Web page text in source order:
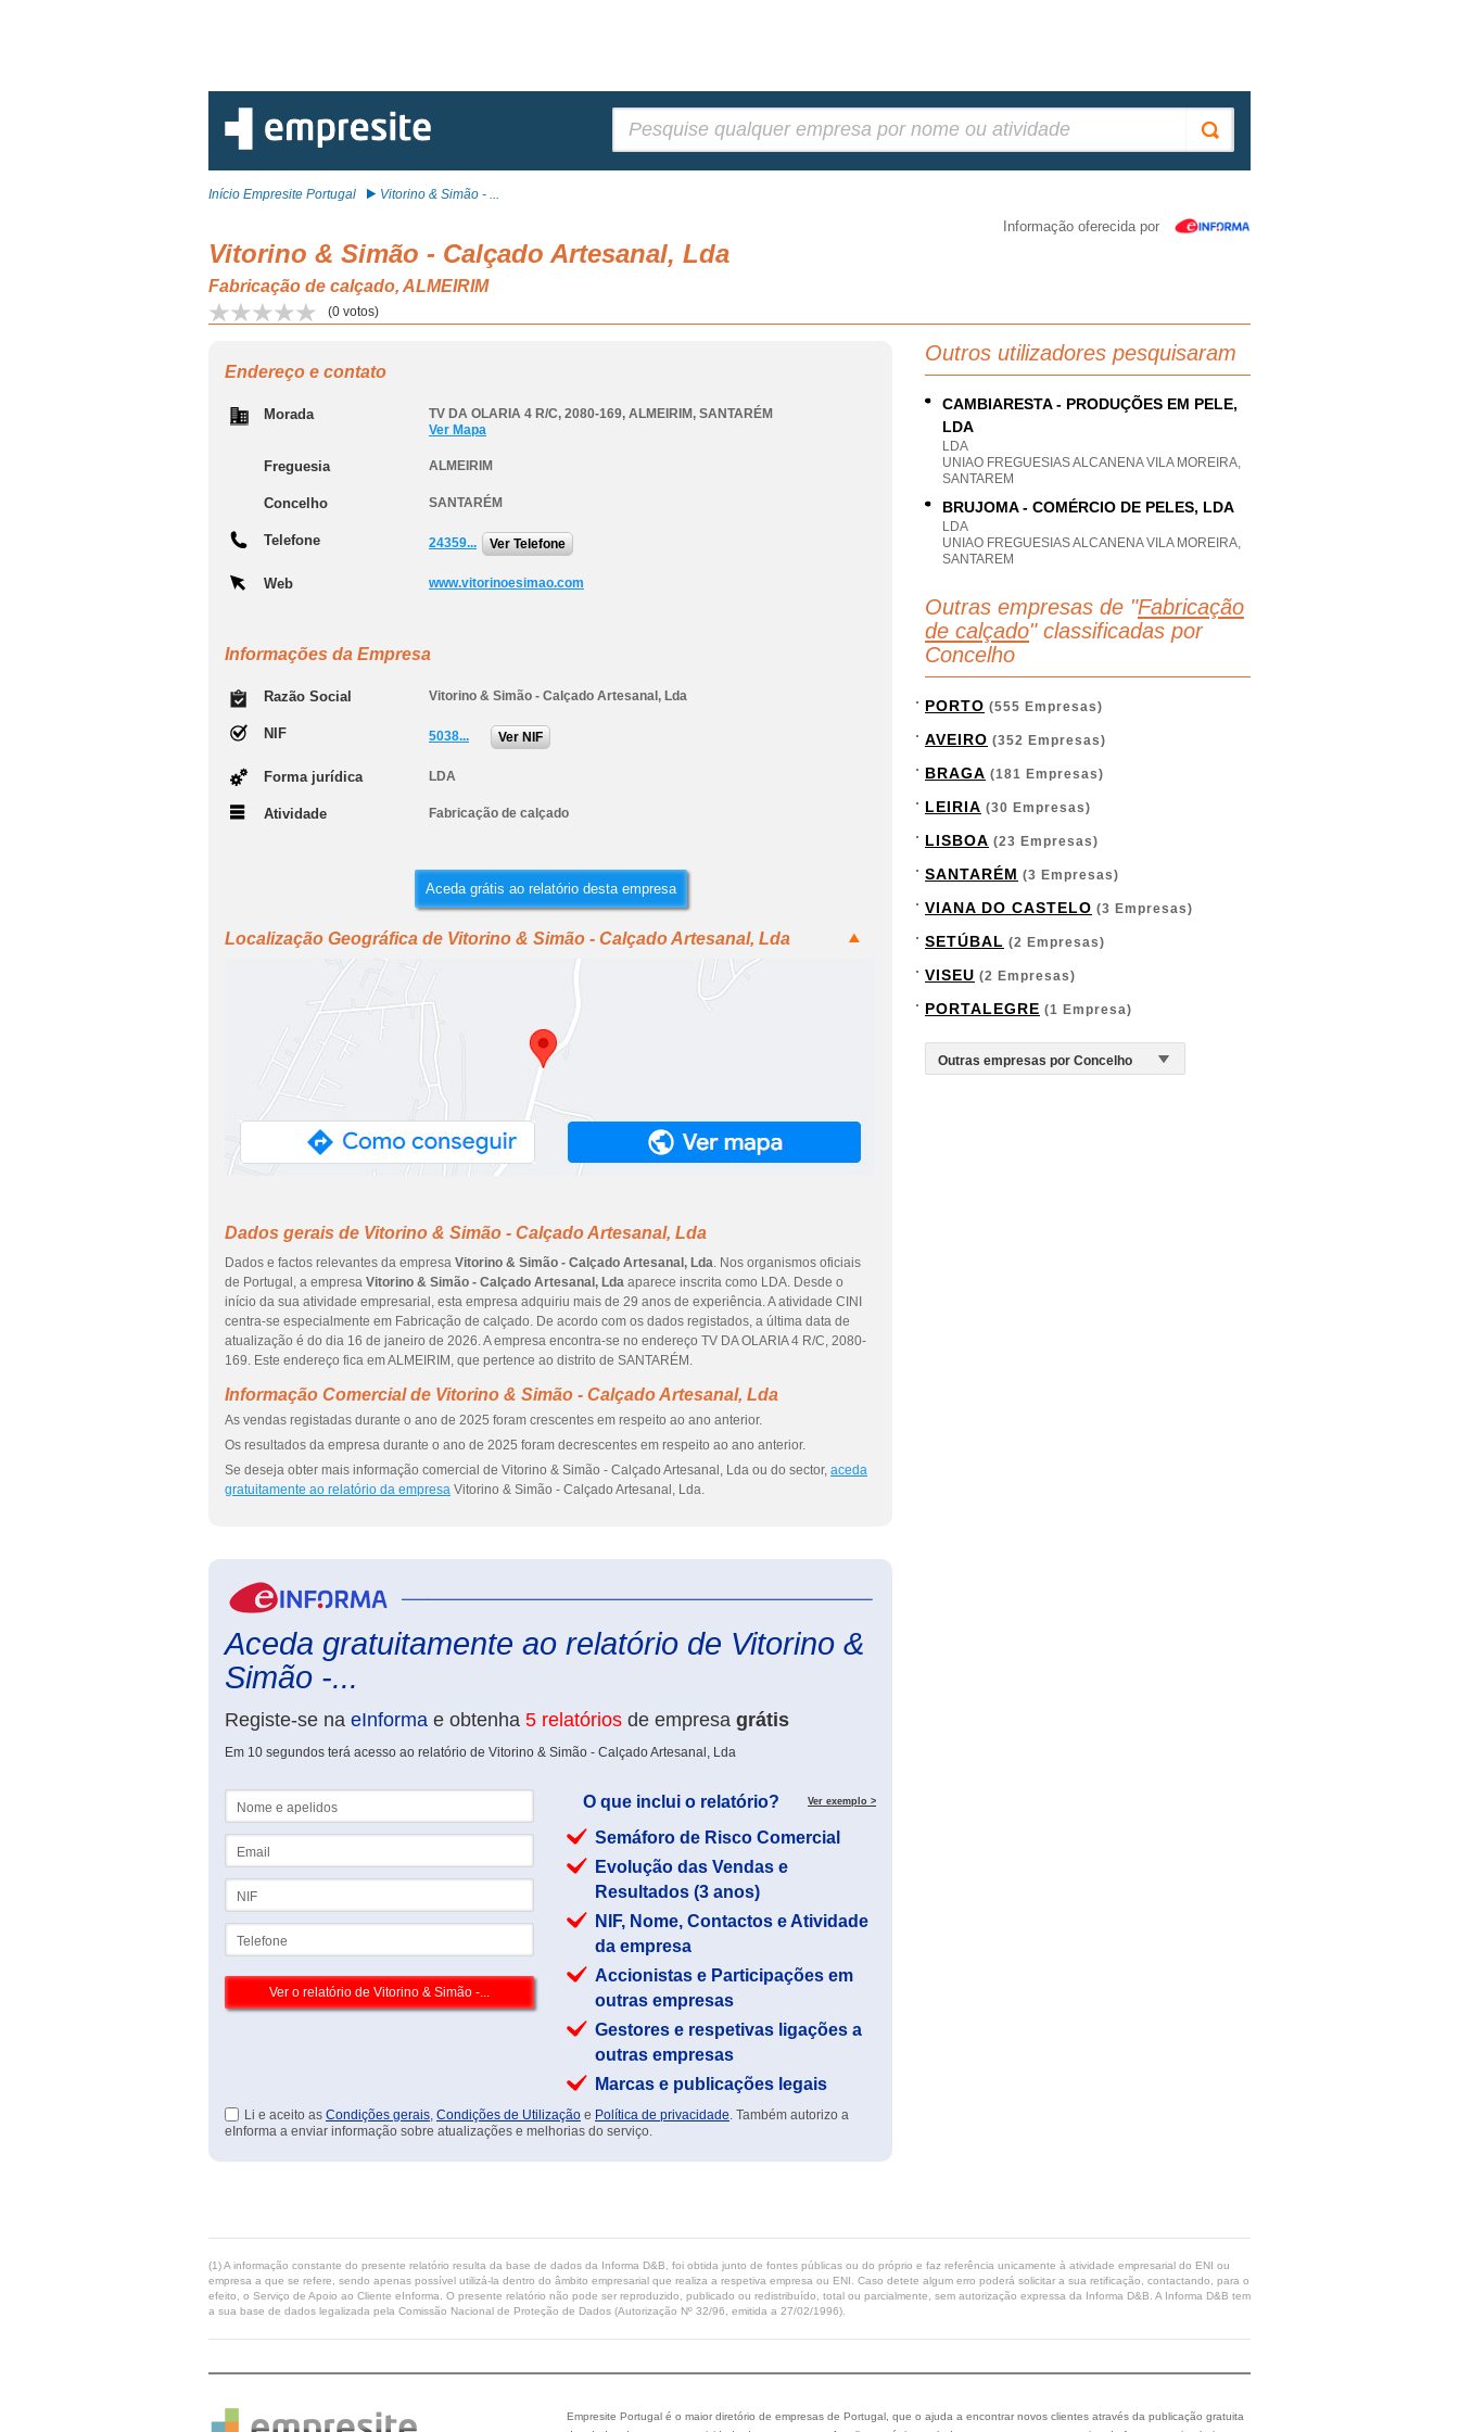
Início Empresite Portugal Vitorino & Simão - ...
Informação oferecida por
Vitorino & Simão - Calçado Artesanal, Lda
Fabricação de calçado, ALMEIRIM
(0 votos)
Endereço e contato
Morada TV DA OLARIA 4 R/C, 2080-169, ALMEIRIM , SANTARÉM
Ver Mapa
Freguesia ALMEIRIM
Concelho SANTARÉM
Telefone 24359... Ver Telefone
Web www.vitorinoesimao.com
Informações da Empresa
Razão Social Vitorino & Simão - Calçado Artesanal, Lda
NIF 5038... Ver NIF
Forma jurídica LDA
Atividade Fabricação de calçado
Aceda grátis ao relatório desta empresa
Localização Geográfica de Vitorino & Simão - Calçado Artesanal, Lda
Dados gerais de Vitorino & Simão - Calçado Artesanal, Lda
Dados e factos relevantes da empresa Vitorino & Simão - Calçado Artesanal, Lda. Nos organismos oficiais
de Portugal, a empresa Vitorino & Simão - Calçado Artesanal, Lda aparece inscrita como LDA. Desde o
início da sua atividade empresarial, esta empresa adquiriu mais de 29 anos de experiência. A atividade CINI
centra-se especialmente em Fabricação de calçado. De acordo com os dados registados, a última data de
atualização é do dia 16 de janeiro de 2026. A empresa encontra-se no endereço TV DA OLARIA 4 R/C, 2080-
169. Este endereço fica em ALMEIRIM, que pertence ao distrito de SANTARÉM.
Informação Comercial de Vitorino & Simão - Calçado Artesanal, Lda
As vendas registadas durante o ano de 2025 foram crescentes em respeito ao ano anterior.
Os resultados da empresa durante o ano de 2025 foram decrescentes em respeito ao ano anterior.
Se deseja obter mais informação comercial de Vitorino & Simão - Calçado Artesanal, Lda ou do sector, aceda
gratuitamente ao relatório da empresa Vitorino & Simão - Calçado Artesanal, Lda.
Aceda gratuitamente ao relatório de Vitorino &
Simão -...
Registe-se na eInforma e obtenha 5 relatórios de empresa grátis
Em 10 segundos terá acesso ao relatório de Vitorino & Simão - Calçado Artesanal, Lda
O que inclui o relatório? Ver exemplo >
Semáforo de Risco Comercial
Evolução das Vendas e
Resultados (3 anos)
NIF, Nome, Contactos e Atividade
da empresa
Accionistas e Participações em
outras empresas
Gestores e respetivas ligações a
outras empresas
Marcas e publicações legais
Li e aceito as Condições gerais, Condições de Utilização e Política de privacidade. Também autorizo a
eInforma a enviar informação sobre atualizações e melhorias do serviço.
Outros utilizadores pesquisaram
CAMBIARESTA - PRODUÇÕES EM PELE,
LDA
LDA
UNIAO FREGUESIAS ALCANENA VILA MOREIRA,
SANTAREM
BRUJOMA - COMÉRCIO DE PELES, LDA
LDA
UNIAO FREGUESIAS ALCANENA VILA MOREIRA,
SANTAREM
Outras empresas de "Fabricação
de calçado" classificadas por
Concelho
PORTO (555 Empresas)
AVEIRO (352 Empresas)
BRAGA (181 Empresas)
LEIRIA (30 Empresas)
LISBOA (23 Empresas)
SANTARÉM (3 Empresas)
VIANA DO CASTELO (3 Empresas)
SETÚBAL (2 Empresas)
VISEU (2 Empresas)
PORTALEGRE (1 Empresa)
(1) A informação constante do presente relatório resulta da base de dados da Informa D&B, foi obtida junto de fontes públicas ou do próprio e faz referência unicamente à atividade empresarial do ENI ou
empresa a que se refere, sendo apenas possível utilizá-la dentro do âmbito empresarial que realiza a respetiva empresa ou ENI. Caso detete algum erro poderá solicitar a sua retificação, contactando, para o
efeito, o Serviço de Apoio ao Cliente eInforma. O presente relatório não pode ser reproduzido, publicado ou redistribuído, total ou parcialmente, sem autorização expressa da Informa D&B. A Informa D&B tem
a sua base de dados legalizada pela Comissão Nacional de Proteção de Dados (Autorização Nº 32/96, emitida a 27/02/1996).
Empresite Portugal é o maior diretório de empresas de Portugal, que o ajuda a encontrar novos clientes através da publicação gratuita